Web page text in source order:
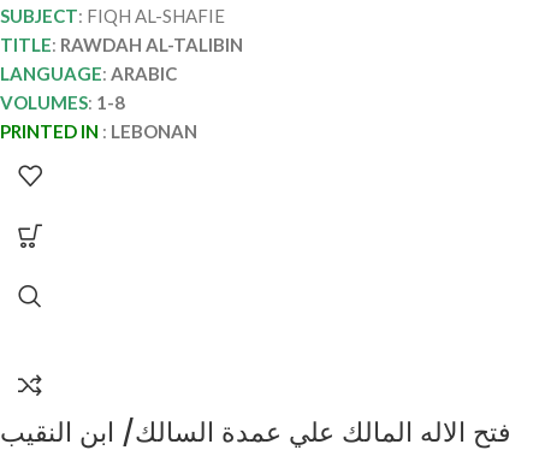
SUBJECT: FIQH AL-SHAFIE
TITLE: RAWDAH AL-TALIBIN
LANGUAGE: ARABIC
VOLUMES: 1-8
PRINTED IN : LEBONAN
فتح الاله المالك علي عمدة السالك/ ابن النقيب